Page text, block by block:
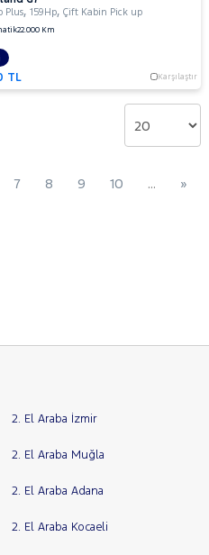
Plus,159Hp,Çift Kabin Pick up
22.000 Km
TL Karşılaştır
7 8 9 10 …
»
2. El Araba İzmir
2. El Araba Muğla
2. El Araba Adana
2. El Araba Kocaeli